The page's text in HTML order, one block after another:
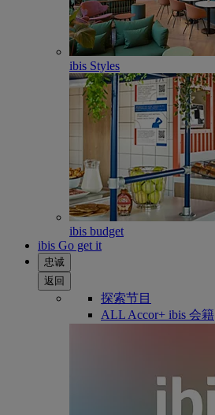
ibis Styles
ibis budget
ibis Go get it
忠诚
返回
探索节目
ALL Accor+ ibis 会籍